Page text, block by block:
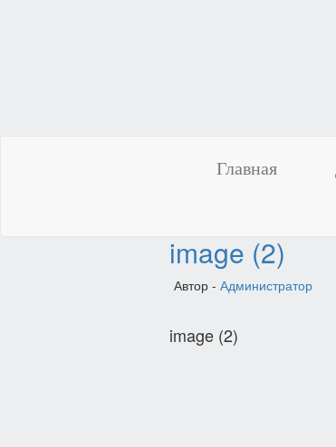
Главная
image (2)
Автор - Администратор
image (2)